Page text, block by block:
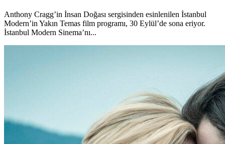
Anthony Cragg’in İnsan Doğası sergisinden esinlenilen İstanbul
Modern’in Yakın Temas film programı, 30 Eylül’de sona eriyor.
İstanbul Modern Sinema’nı...